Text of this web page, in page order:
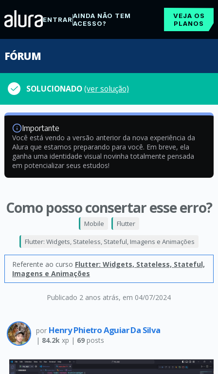
ENTRARAINDA NÃO TEM
ACESSO?
VEJA OS
PLANOS
FÓRUM
SOLUCIONADO(ver solução)
Importante
Você está vendo a versão anterior da nova experiência da
Alura que estamos preparando para você. Em breve, ela
ganha uma identidade visual novinha totalmente pensada
em potencializar seus estudos!
Como posso consertar esse erro?
Publicado 2 anos atrás, em 04/07/2024
Mobile Flutter
Flutter: Widgets, Stateless, Stateful, Imagens e Animações
Referente ao curso Flutter: Widgets, Stateless, Stateful,
Imagens e Animações
por Henry Phietro Aguiar Da Silva
| 84.2kxp | 69posts